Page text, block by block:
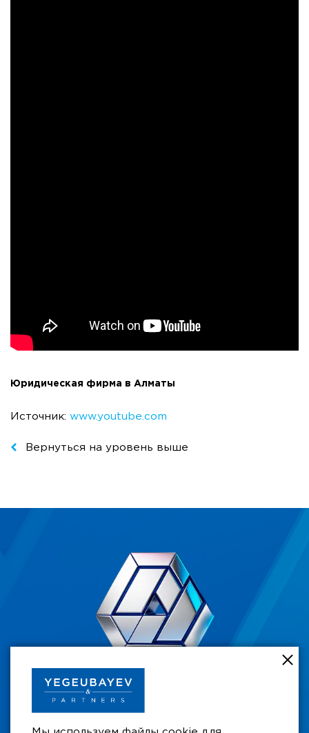
Юридическая фирма в Алматы
Источник: www.youtube.com
Вернуться на уровень выше
+7 701 711 49 49